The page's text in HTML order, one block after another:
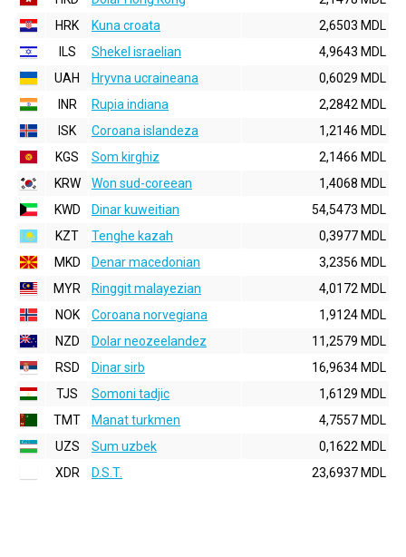
HRK
Kuna croata
2,6503 MDL
ILS
Shekel israelian
4,9643 MDL
UAH
Hryvna ucraineana
0,6029 MDL
INR
Rupia indiana
2,2842 MDL
ISK
Coroana islandeza
1,2146 MDL
KGS
Som kirghiz
2,1466 MDL
KRW
Won sud-coreean
1,4068 MDL
KWD
Dinar kuweitian
54,5473 MDL
KZT
Tenghe kazah
0,3977 MDL
MKD
Denar macedonian
3,2356 MDL
MYR
Ringgit malayezian
4,0172 MDL
NOK
Coroana norvegiana
1,9124 MDL
NZD
Dolar neozeelandez
11,2579 MDL
RSD
Dinar sirb
16,9634 MDL
TJS
Somoni tadjic
1,6129 MDL
TMT
Manat turkmen
4,7557 MDL
UZS
Sum uzbek
0,1622 MDL
XDR
D.S.T. 23,6937 MDL